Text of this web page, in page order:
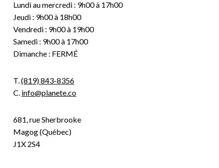
Lundi au mercredi : 9h00 à 17h00
Jeudi : 9h00 à 18h00
Vendredi : 9h00 à 19h00
Samedi : 9h00 à 17h00
Dimanche : FERMÉ
T.(819) 843-8356
C. info@planete.co
681, rue Sherbrooke
Magog (Québec)
J1X 2S4